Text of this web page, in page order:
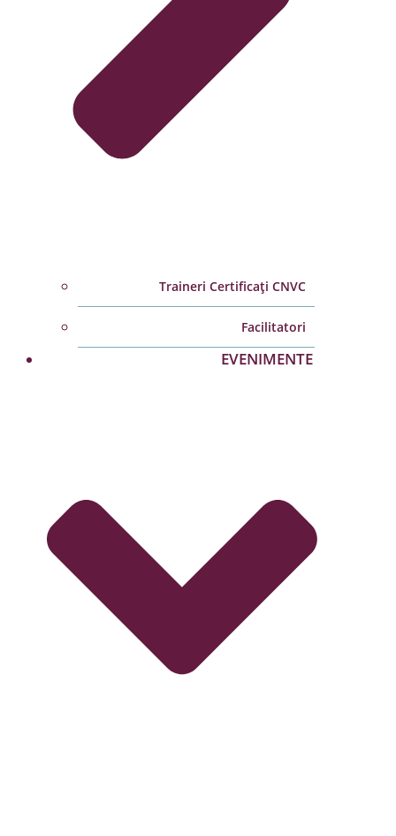
Traineri Certificați CNVC
Facilitatori
EVENIMENTE